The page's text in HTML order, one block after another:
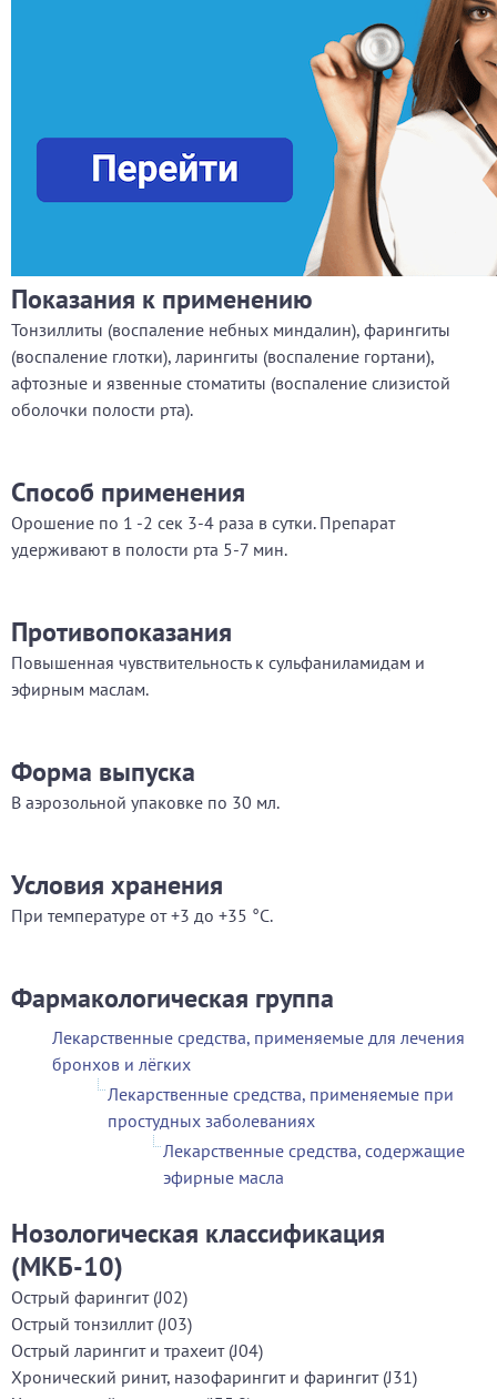
Показания к применению
Тонзиллиты (воспаление небных миндалин), фарингиты
(воспаление глотки), ларингиты (воспаление гортани),
афтозные и язвенные стоматиты (воспаление слизистой
оболочки полости рта).
Способ применения
Орошение по 1 -2 сек 3-4 раза в сутки. Препарат
удерживают в полости рта 5-7 мин.
Противопоказания
Повышенная чувствительность к сульфаниламидам и
эфирным маслам.
Форма выпуска
В аэрозольной упаковке по 30 мл.
Условия хранения
При температуре от +3 до +35 °С.
Фармакологическая группа
Лекарственные средства, применяемые для лечения
бронхов и лёгких
Лекарственные средства, применяемые при
простудных заболеваниях
Лекарственные средства, содержащие
эфирные масла
Нозологическая классификация
(МКБ-10)
Острый фарингит (J02)
Острый тонзиллит (J03)
Острый ларингит и трахеит (J04)
Хронический ринит, назофарингит и фарингит (J31)